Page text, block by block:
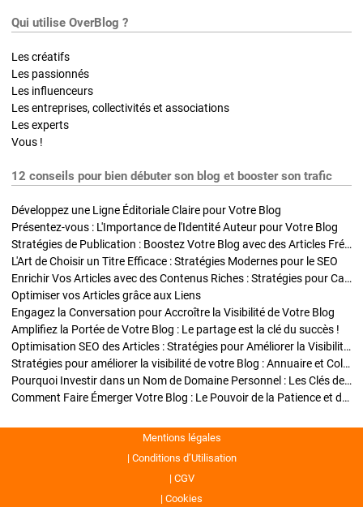
Qui utilise OverBlog ?
Les créatifs
Les passionnés
Les influenceurs
Les entreprises, collectivités et associations
Les experts
Vous !
12 conseils pour bien débuter son blog et booster son trafic
Développez une Ligne Éditoriale Claire pour Votre Blog
Présentez-vous : L'Importance de l'Identité Auteur pour Votre Blog
Stratégies de Publication : Boostez Votre Blog avec des Articles Fréquents et Exclusifs
L'Art de Choisir un Titre Efficace : Stratégies Modernes pour le SEO
Enrichir Vos Articles avec des Contenus Riches : Stratégies pour Captiver et Optimiser
Optimiser vos Articles grâce aux Liens
Engagez la Conversation pour Accroître la Visibilité de Votre Blog
Amplifiez la Portée de Votre Blog : Le partage est la clé du succès !
Optimisation SEO des Articles : Stratégies pour Améliorer la Visibilité de Votre Blog
Stratégies pour améliorer la visibilité de votre Blog : Annuaire et Collaborations
Pourquoi Investir dans un Nom de Domaine Personnel : Les Clés de la Réussite de Votre Blog
Comment Faire Émerger Votre Blog : Le Pouvoir de la Patience et de la Persévérance
Mentions légales
Conditions d’Utilisation
CGV
Cookies